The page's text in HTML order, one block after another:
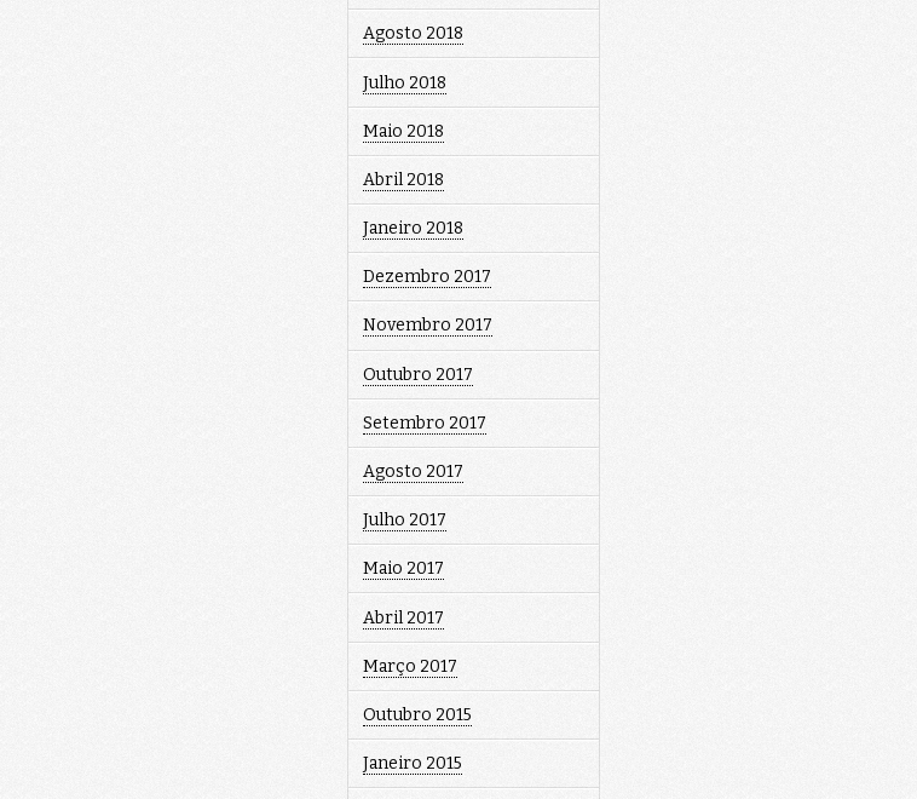
Agosto 2018
Julho 2018
Maio 2018
Abril 2018
Janeiro 2018
Dezembro 2017
Novembro 2017
Outubro 2017
Setembro 2017
Agosto 2017
Julho 2017
Maio 2017
Abril 2017
Março 2017
Outubro 2015
Janeiro 2015